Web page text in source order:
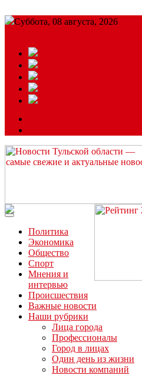
Суббота, 08 августа, 2026
Читайте последние новости дня в
“ЗаНовомосковск”
Политика
Экономика
Общество
Спорт
Мнения и
интервью
Происшествия
Важные новости
Наши рубрики
Лица города
Профессионалы
Город в лицах
Один день из жизни
Новости компаний